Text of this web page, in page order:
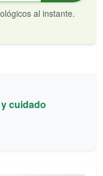
al instante.
cuidado